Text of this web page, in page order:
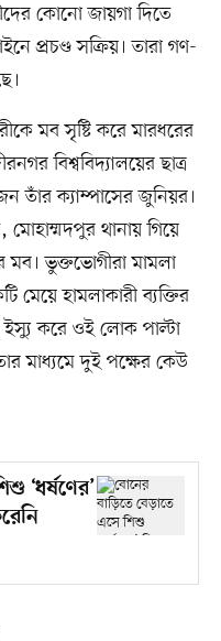
কোনো জায়গা দিতে
প্রচণ্ড সক্রিয়। তারা গণ-
মব সৃষ্টি করে মারধরের
বিশ্ববিদ্যালয়ের ছাত্র
তাঁর ক্যাম্পাসের জুনিয়র।
মোহাম্মদপুর থানায় গিয়ে
ভুক্তভোগীরা মামলা
হামলাকারী ব্যক্তির
ইস্যু করে ওই লোক পাল্টা
মাধ্যমে দুই পক্ষের কেউ
‘ধর্ষণের’